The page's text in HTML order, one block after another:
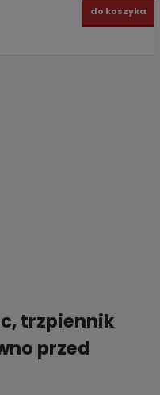
do koszyka
trzpiennik
przed